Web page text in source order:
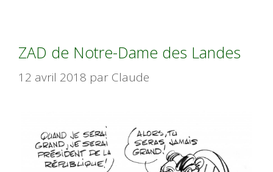
ZAD de Notre-Dame des Landes
12 avril 2018 par Claude